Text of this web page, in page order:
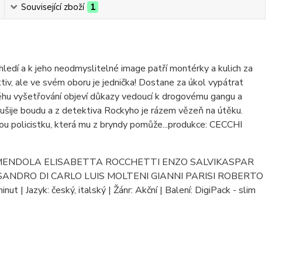
Související zboží 1
a k jeho neodmyslitelné image patří montérky a kulich za
ale ve svém oboru je jednička! Dostane za úkol vypátrat
vyšetřování objeví důkazy vedoucí k drogovému gangu a
boudu a z detektiva Rockyho je rázem vězeň na útěku.
policistku, která mu z bryndy pomůže...produkce: CECCHI
ELISABETTA ROCCHETTI ENZO SALVIKASPAR
DI CARLO LUIS MOLTENI GIANNI PARISI ROBERTO
| Jazyk: český, italský | Žánr: Akční | Balení: DigiPack - slim